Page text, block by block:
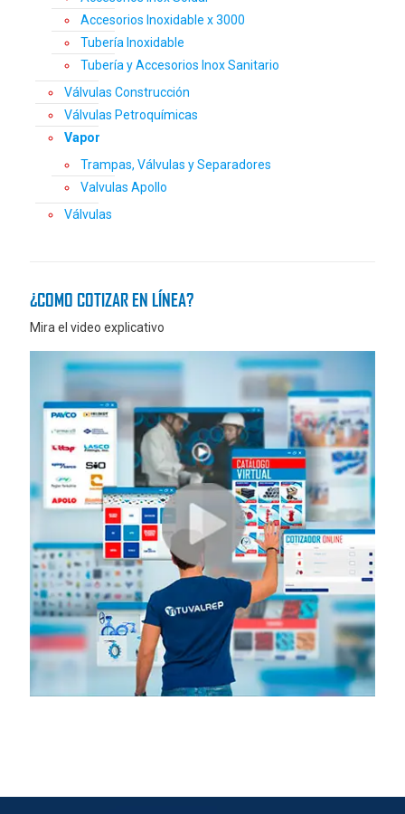
Accesorios Inoxidable x 3000
Tubería Inoxidable
Tubería y Accesorios Inox Sanitario
Válvulas Construcción
Válvulas Petroquímicas
Vapor
Trampas, Válvulas y Separadores
Valvulas Apollo
Válvulas
¿COMO COTIZAR EN LÍNEA?
Mira el video explicativo